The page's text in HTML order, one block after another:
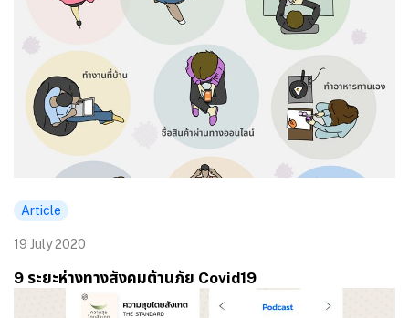
Article
19 July 2020
9 ระยะห่างทางสังคมต้านภัย Covid19